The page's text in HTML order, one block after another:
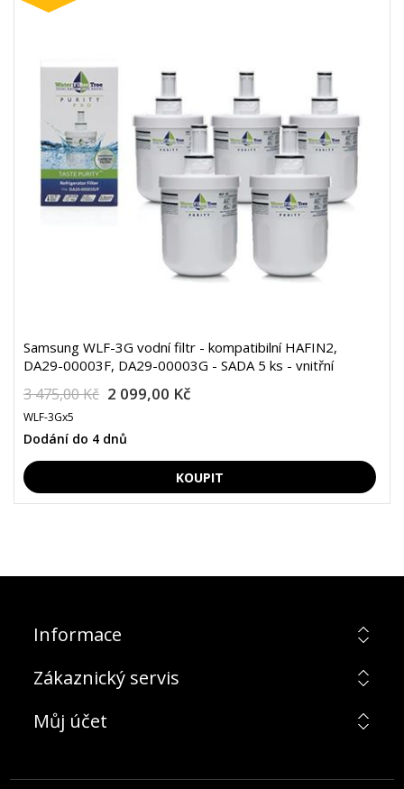
Samsung WLF-3G vodní filtr - kompatibilní HAFIN2,
DA29-00003F, DA29-00003G - SADA 5 ks - vnitřní
3 475,00 Kč 2 099,00 Kč
WLF-3Gx5
Dodání do 4 dnů
Informace
Zákaznický servis
Můj účet